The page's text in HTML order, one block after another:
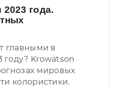
года.
главными в
Krowatson
мировых
колористики.